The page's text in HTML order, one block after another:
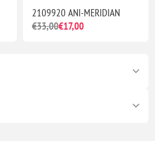
2109920 ANI-MERIDIAN
€33,00€17,00